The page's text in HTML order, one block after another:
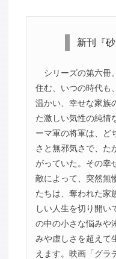
新刊『
シリーズの第六冊
住む、いつの時代も
温かい、幸せな家族
た激しい気性の純情
ーマ軍の将軍は、ど
さと無邪気さで、た
がっていた。その幸
敵によって、突然無
たちは、奪われた家
しい人生を切り開い
の中の小さな悩みや
みや虚しさを超えて
えます。映画「グラ